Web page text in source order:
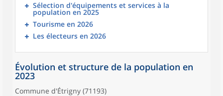
Sélection d'équipements et services à la
population en 2025
Tourisme en 2026
Les électeurs en 2026
Évolution et structure de la population en
2023
Commune d'Étrigny (71193)